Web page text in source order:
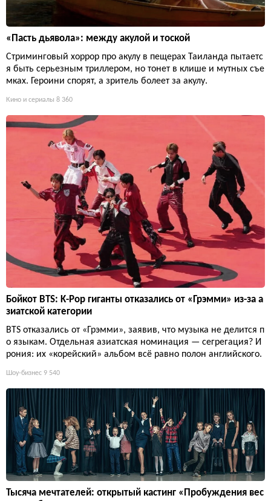
«Пасть дьявола»: между акулой и тоской
Стриминговый хоррор про акулу в пещерах Таиланда пытаетс
я быть серьезным триллером, но тонет в клише и мутных съе
мках. Героини спорят, а зритель болеет за акулу.
Кино и сериалы 8 360
Бойкот BTS: K-Pop гиганты отказались от «Грэмми» из-за а
зиатской категории
BTS отказались от «Грэмми», заявив, что музыка не делится п
о языкам. Отдельная азиатская номинация — сегрегация? И
рония: их «корейский» альбом всё равно полон английского.
Шоу-бизнес 9 540
Тысяча мечтателей: открытый кастинг «Пробуждения вес